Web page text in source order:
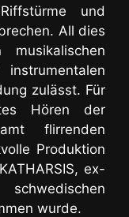
und
All dies
zulässt. Für
Hören der
flirrenden
Produktion
ex-
wurde.